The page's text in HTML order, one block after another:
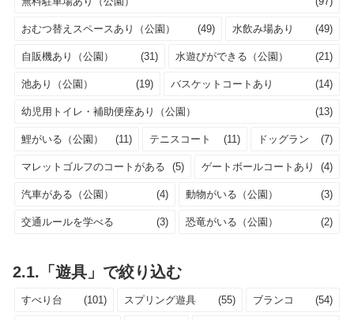
おむつ替えスペースあり（公園） (49) 水飲み場あり (49)
自販機あり（公園） (31) 水遊びができる（公園） (21)
池あり（公園） (19) バスケットコートあり (14)
幼児用トイレ・補助便座あり（公園） (13)
鯉がいる（公園） (11) テニスコート (11) ドッグラン (7)
マレットゴルフのコートがある (5) ゲートボールコートあり (4)
汽車がある（公園） (4) 動物がいる（公園） (3)
交通ルールを学べる (3) 恐竜がいる（公園） (2)
2.1.「遊具」で絞り込む
すべり台 (101) スプリング遊具 (55) ブランコ (54)